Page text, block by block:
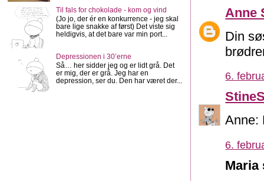
Anne
Din
6.
Anne:
6.
Maria
Til fals for chokolade - kom og vind
(Jo jo, der ér en konkurrence - jeg skal
bare lige snakke af først) Det viste sig
heldigvis, at det bare var min port...
Depressionen i 30’erne
Så… her sidder jeg og er lidt grå. Det
er mig, der er grå. Jeg har en
depression, ser du. Den har været der...